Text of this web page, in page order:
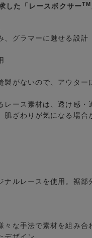
した「レースボクサーTM
グラマーに魅せる設計
がないので、アウター
ース素材は、透け感・
肌ざわりが気になる場合
ナルレースを使用。裾
々な手法で素材を組み